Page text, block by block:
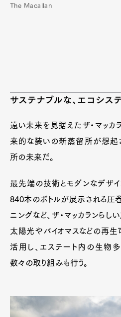
The Macallan
サステナブルな、エコシス
遠い未来を見据えたザ・マッカ
来的な装いの新蒸留所が想起
所の未来だ。
最先端の技術とモダンなデザ
840本のボトルが展示される圧
ニングなど、ザ・マッカランら
太陽光やバイオマスなどの再
活用し、エステート内の生物
数々の取り組みも行う。